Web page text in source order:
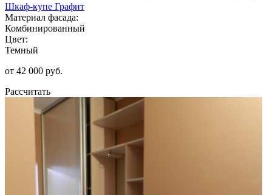
Шкаф-купе Графит
Материал фасада:
Комбинированный
Цвет:
Темный
от 42 000 руб.
Рассчитать